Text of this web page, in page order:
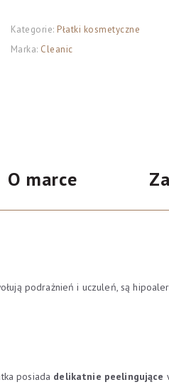
kosmetyczne
Naturals
Kategorie: Płatki kosmetyczne
Marka: Cleanic
O marce
podrażnień i uczuleń, są
posiada delikatnie peelingujące